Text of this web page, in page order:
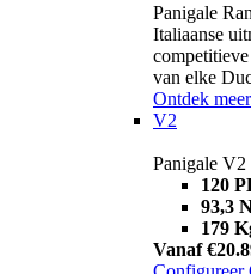
Panigale
Italiaanse
van elke
Ontdek meer
V2
Panigale V2
120
93,3
179
Vanaf